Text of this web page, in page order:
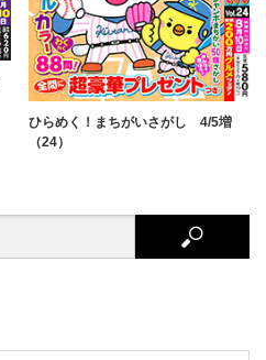
ひらめく！まちがいさがし 4/5増
（24）